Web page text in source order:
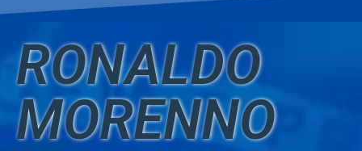
RONALDO
MORENNO